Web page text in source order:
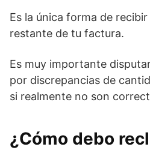
Es la única forma de
restante de tu factura.
Es muy importante
por discrepancias de
si realmente no son
¿Cómo debo